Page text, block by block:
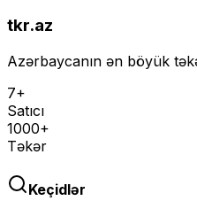
tkr.az
Azərbaycanın ən böyük
7+
Satıcı
1000+
Təkər
Keçidlər